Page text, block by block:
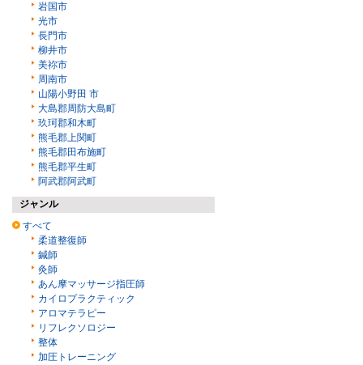
岩国市
光市
長門市
柳井市
美祢市
周南市
山陽小野田 市
大島郡周防大島町
玖珂郡和木町
熊毛郡上関町
熊毛郡田布施町
熊毛郡平生町
阿武郡阿武町
ジャンル
すべて
柔道整復師
鍼師
灸師
あん摩マッサージ指圧師
カイロプラクティック
アロマテラピー
リフレクソロジー
整体
加圧トレーニング